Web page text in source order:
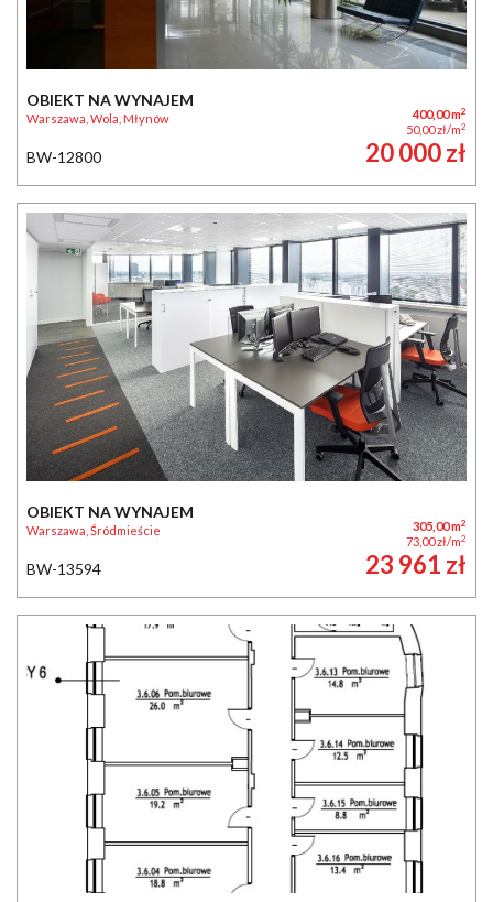
OBIEKT NA WYNAJEM
Warszawa, Wola, Młynów 400,00 m2
50,00 zł/m2
BW-12800 20 000 zł
OBIEKT NA WYNAJEM
Warszawa, Śródmieście 305,00 m2
73,00 zł/m2
BW-13594 23 961 zł